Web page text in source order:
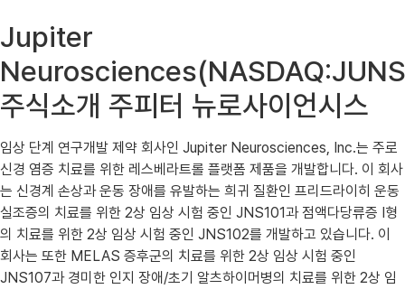
Jupiter
주식소개 주피터 뉴로사이언시스
임상 단계 연구개발 제약 회사인 Jupiter Neurosciences, Inc.는 주로
신경 염증 치료를 위한 레스베라트롤 플랫폼 제품을 개발합니다. 이 회사
는 신경계 손상과 운동 장애를 유발하는 희귀 질환인 프리드라이히 운동
실조증의 치료를 위한 2상 임상 시험 중인 JNS101과 점액다당류증 I형
의 치료를 위한 2상 임상 시험 중인 JNS102를 개발하고 있습니다. 이
회사는 또한 MELAS 증후군의 치료를 위한 2상 임상 시험 중인
JNS107과 경미한 인지 장애/초기 알츠하이머병의 치료를 위한 2상 임